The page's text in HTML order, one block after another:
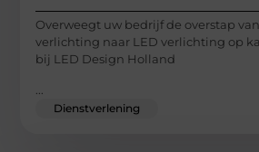
Overweegt uw bedrijf de overstap
verlichting naar LED verlichting op
bij LED Design Holland
Dienstverlening